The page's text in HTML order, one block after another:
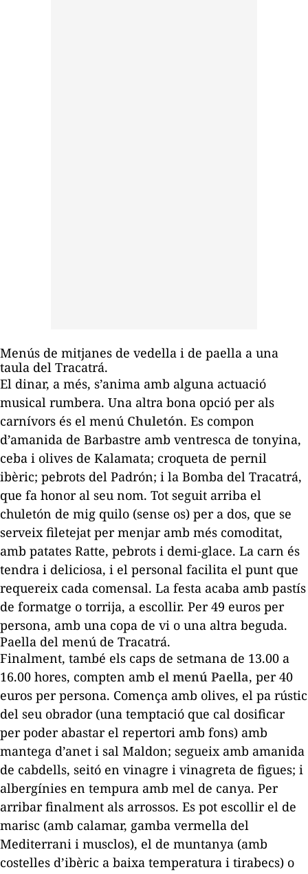
Menús de mitjanes de vedella i de paella a una
taula del Tracatrá.
El dinar, a més, s’anima amb alguna actuació
musical rumbera. Una altra bona opció per als
carnívors és el menú Chuletón. Es compon
d’amanida de Barbastre amb ventresca de tonyina,
ceba i olives de Kalamata; croqueta de pernil
ibèric; pebrots del Padrón; i la Bomba del Tracatrá,
que fa honor al seu nom. Tot seguit arriba el
chuletón de mig quilo (sense os) per a dos, que se
serveix filetejat per menjar amb més comoditat,
amb patates Ratte, pebrots i demi-glace. La carn és
tendra i deliciosa, i el personal facilita el punt que
requereix cada comensal. La festa acaba amb pastís
de formatge o torrija, a escollir. Per 49 euros per
persona, amb una copa de vi o una altra beguda.
Paella del menú de Tracatrá.
Finalment, també els caps de setmana de 13.00 a
16.00 hores, compten amb el menú Paella, per 40
euros per persona. Comença amb olives, el pa rústic
del seu obrador (una temptació que cal dosificar
per poder abastar el repertori amb fons) amb
mantega d’anet i sal Maldon; segueix amb amanida
de cabdells, seitó en vinagre i vinagreta de figues; i
albergínies en tempura amb mel de canya. Per
arribar finalment als arrossos. Es pot escollir el de
marisc (amb calamar, gamba vermella del
Mediterrani i musclos), el de muntanya (amb
costelles d’ibèric a baixa temperatura i tirabecs) o